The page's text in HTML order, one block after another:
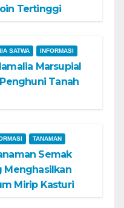
Tertinggi
SATWA INFORMASI
Marsupial
Tanah
TANAMAN
Semak
Menghasilkan
Mirip Kasturi